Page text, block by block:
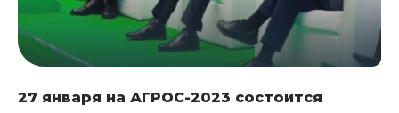
27 января на АГРОС-2023 состоится